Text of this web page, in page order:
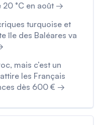
20 °C en août →
turquoise et
île des Baléares va
mais c’est un
les Français
dès 600 € →